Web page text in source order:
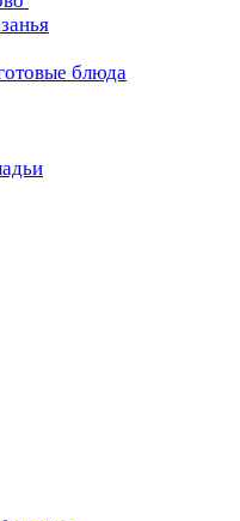
блюда